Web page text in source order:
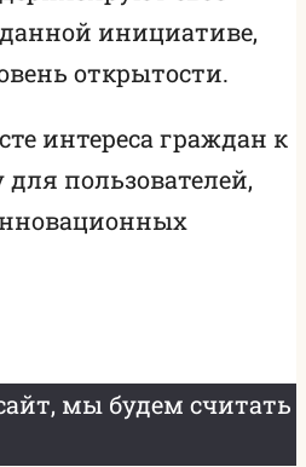
инициативе,
открытости.
интереса граждан к
пользователей,
мы будем считать